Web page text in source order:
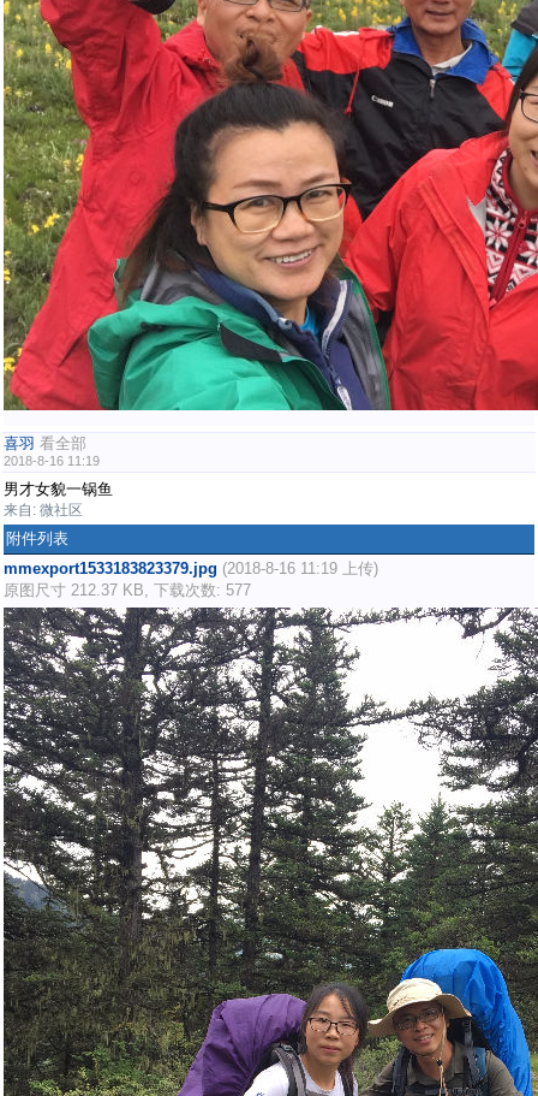
喜羽 看全部
2018-8-16 11:19
男才女貌一锅鱼
来自: 微社区
附件列表
mmexport1533183823379.jpg (2018-8-16 11:19 上传)
原图尺寸 212.37 KB, 下载次数: 577